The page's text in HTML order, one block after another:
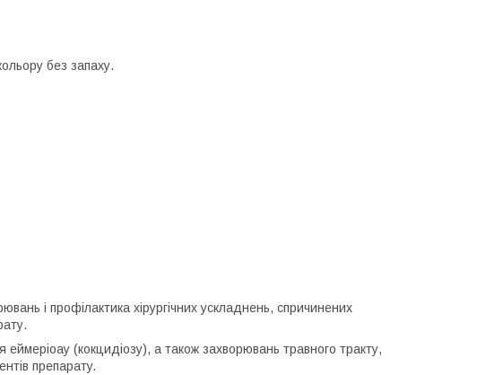
без запаху.
і профілактика хірургічних ускладнень, спричинених
еймеріоау (кокцидіозу), а також захворювань травного тракту,
препарату.